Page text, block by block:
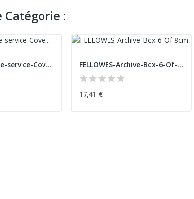
Catégorie :
EPSON-3-ans-de-service-CoverPlus-avec-retour-en... FELLOWES-Archive-Box-6-Of-8cm
17,41 €